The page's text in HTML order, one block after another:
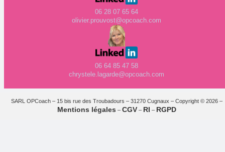
06 28 07 65 64
olivier.prouvost@opcoach.com
06 64 85 47 58
chrystele.lagarde@opcoach.com
SARL OPCoach – 15 bis rue des Troubadours – 31270 Cugnaux – Copyright © 2026 –
Mentions légales – CGV– RI – RGPD